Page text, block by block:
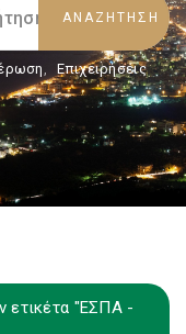
, Επιχειρήσεις
ετικέτα "ΕΣΠΑ -